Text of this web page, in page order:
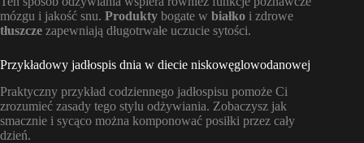
mózgu i jakość snu. Produkty bogate w białko i zdrowe
tłuszcze zapewniają długotrwałe uczucie sytości.
Przykładowy jadłospis dnia w diecie niskowęglowodanowej
Praktyczny przykład codziennego jadłospisu pomoże Ci
zrozumieć zasady tego stylu odżywiania. Zobaczysz jak
smacznie i sycąco można komponować posiłki przez cały
dzień.